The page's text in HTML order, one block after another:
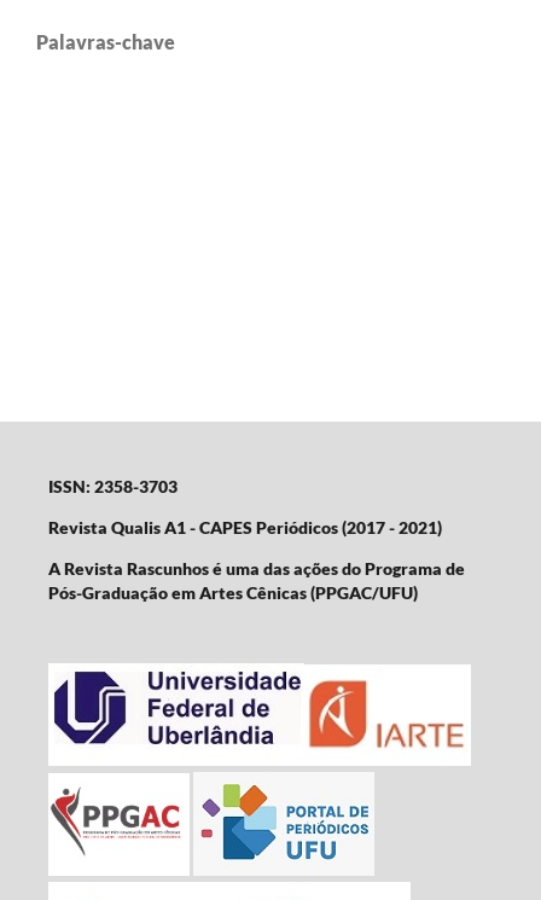
Palavras-chave
ISSN: 2358-3703
Revista Qualis A1 - CAPES Periódicos (2017 - 2021)
A Revista Rascunhos é uma das ações do Programa de
Pós-Graduação em Artes Cênicas (PPGAC/UFU)